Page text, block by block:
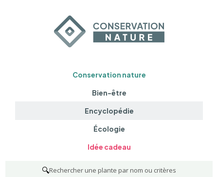
Conservation nature
Bien-être
Encyclopédie
Écologie
Idée cadeau
🔍Rechercher une plante par nom ou critères